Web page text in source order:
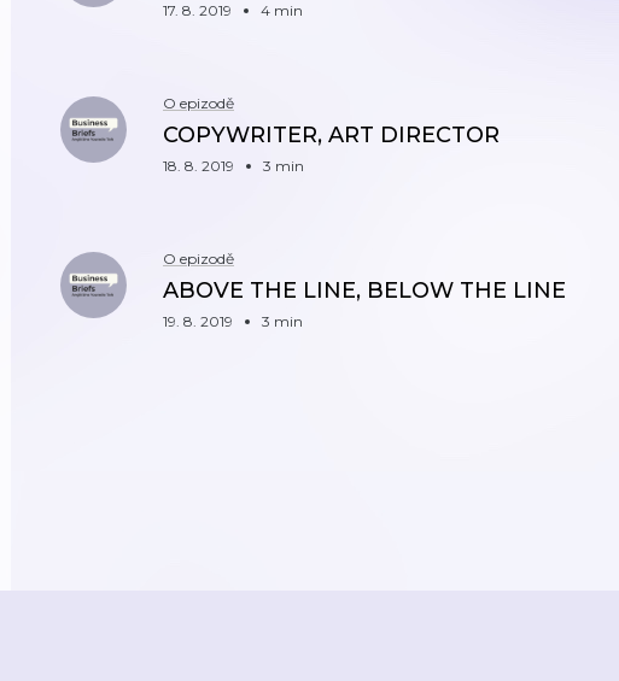
17. 8. 2019 4 min
O epizodě
COPYWRITER, ART DIRECTOR
18. 8. 2019 3 min
O epizodě
ABOVE THE LINE, BELOW THE LINE
19. 8. 2019 3 min